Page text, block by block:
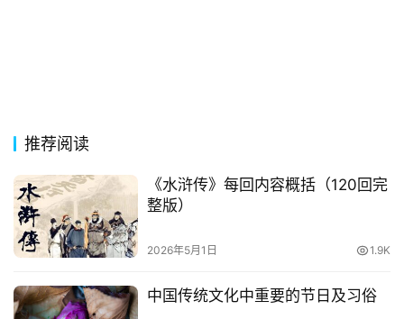
今
词
常
用
词
登录
推荐阅读
《水浒传》每回内容概括（120回完
整版）
2026年5月1日 1.9K
中国传统文化中重要的节日及习俗